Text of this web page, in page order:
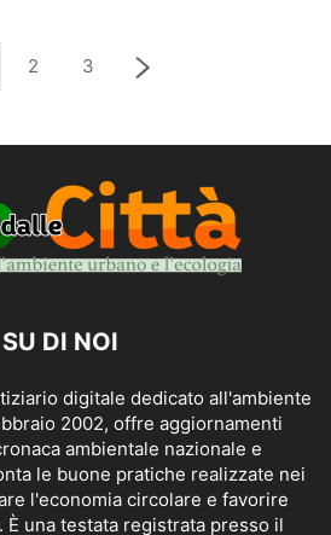
2 3
SU DI NOI
digitale dedicato all'ambiente
2002, offre aggiornamenti
ambientale nazionale e
le buone pratiche realizzate nei
l'economia circolare e favorire
una testata registrata presso il